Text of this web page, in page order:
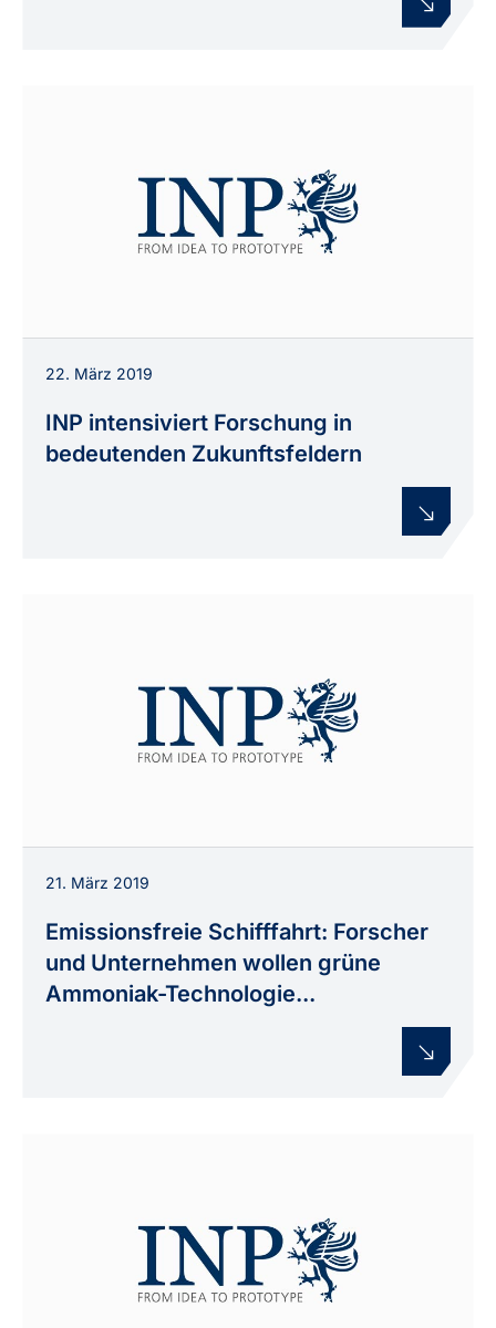
22. März 2019
INP intensiviert Forschung in
bedeutenden Zukunftsfeldern
21. März 2019
Emissionsfreie Schifffahrt: Forscher
und Unternehmen wollen grüne
Ammoniak-Technologie...